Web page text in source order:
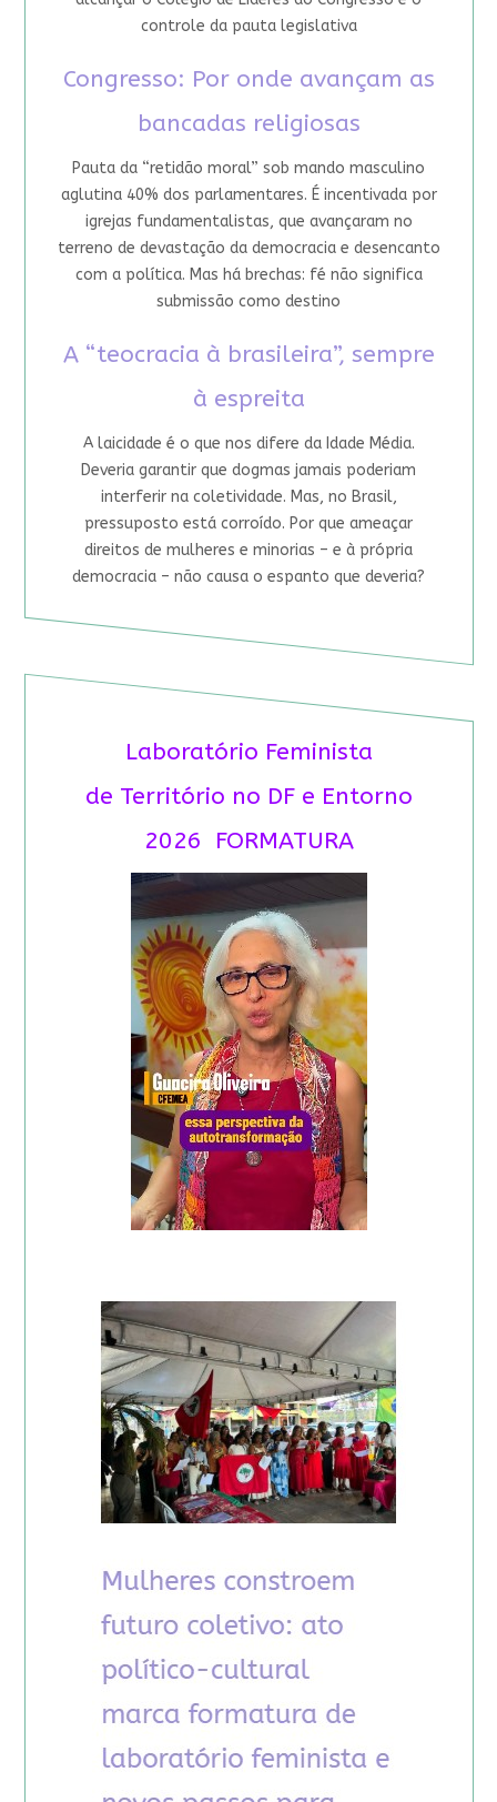
controle da pauta legislativa
Congresso: Por onde avançam as
bancadas religiosas
Pauta da “retidão moral” sob mando masculino
aglutina 40% dos parlamentares. É incentivada por
igrejas fundamentalistas, que avançaram no
terreno de devastação da democracia e desencanto
com a política. Mas há brechas: fé não significa
submissão como destino
A “teocracia à brasileira”, sempre
à espreita
A laicidade é o que nos difere da Idade Média.
Deveria garantir que dogmas jamais poderiam
interferir na coletividade. Mas, no Brasil,
pressuposto está corroído. Por que ameaçar
direitos de mulheres e minorias – e à própria
democracia – não causa o espanto que deveria?
Laboratório Feminista
de Território no DF e Entorno
2026 FORMATURA